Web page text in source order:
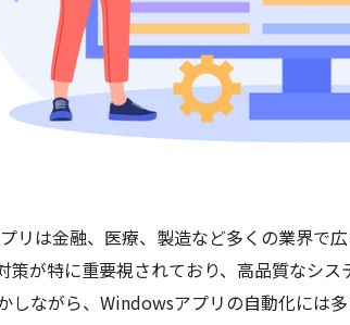
リは金融、医療、製造など多くの業界で
策が特に重要視されており、高品質なシ
しながら、Windowsアプリの自動化には多